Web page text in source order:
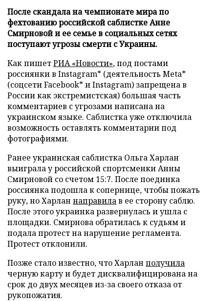
После скандала на чемпионате мира по
фехтованию российской саблистке Анне
Смирновой и ее семье в социальных сетях
поступают угрозы смерти с Украины.
Как пишетРИА «Новости», под постами
россиянки в Instagram* (деятельность Meta*
(соцсети Facebook* и Instagram) запрещена в
России как экстремистская) большая часть
комментариев с угрозами написана на
украинском языке. Саблистка уже отключила
возможность оставлять комментарии под
фотографиями.
Ранее украинская саблистка Ольга Харлан
выиграла у российской спортсменки Анны
Смирновой со счетом 15:7. После поединка
россиянка подошла к сопернице, чтобы пожать
руку, но Харлан направилав ее сторону саблю.
После этого украинка развернулась и ушла с
площадки. Смирнова обратилась к судьям и
подала протест на нарушение регламента.
Протест отклонили.
Позже стало известно, что Харлан получила
черную карту и будет дисквалифицирована на
срок до двух месяцев из-за своего отказа от
рукопожатия.